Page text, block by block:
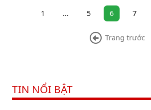
1 ... 5 6 7
Trang trước
TIN NỔI BẬT